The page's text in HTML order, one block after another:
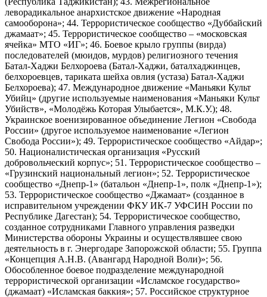
леворадикальное анархистское движение «Народная
самооборона»; 44. Террористическое сообщество «Дуббайский
джамаат»; 45. Террористическое сообщество – «московская
ячейка» МТО «ИГ»; 46. Боевое крыло группы (вирда)
последователей (мюидов, мурдов) религиозного течения
Батал-Хаджи Белхороева (Батал-Хаджи, баталхаджинцев,
белхороевцев, тариката шейха овлия (устаза) Батал-Хаджи
Белхороева); 47. Международное движение «Маньяки Культ
Убийц» (другие используемые наименования «Маньяки Культ
Убийств», «Молодёжь Которая Улыбается», М.К.У.); 48.
Украинское военизированное объединение Легион «Свобода
России» (другое используемое наименование «Легион
Свобода России»); 49. Террористическое сообщество «Айдар»;
50. Националистическая организация «Русский
добровольческий корпус»; 51. Террористическое сообщество –
«Грузинский национальный легион»; 52. Террористическое
сообщество «Днепр-1» (батальон «Днепр-1», полк «Днепр-1»);
53. Террористическое сообщество «Джамаат» (созданное в
исправительном учреждении ФКУ ИК-7 УФСИН России по
Республике Дагестан); 54. Террористическое сообщество,
созданное сотрудниками Главного управления разведки
Министерства обороны Украины и осуществлявшее свою
деятельность в г. Энергодаре Запорожской области; 55. Группа
«Концепция А.Н.В. (Авангард Народной Воли)»; 56.
Обособленное боевое подразделение международной
террористической организации «Исламское государство»
(джамаат) «Исламская баккия»; 57. Российское структурное